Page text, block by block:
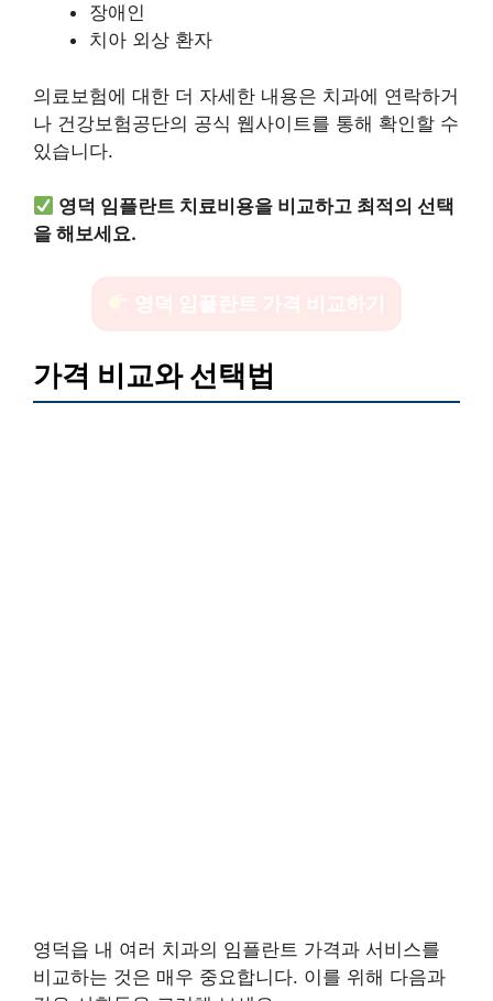
장애인
치아 외상 환자
의료보험에 대한 더 자세한 내용은 치과에 연락하거
나 건강보험공단의 공식 웹사이트를 통해 확인할 수
있습니다.
영덕 임플란트 치료비용을 비교하고 최적의 선택
을 해보세요.
가격 비교와 선택법
영덕읍 내 여러 치과의 임플란트 가격과 서비스를
비교하는 것은 매우 중요합니다. 이를 위해 다음과